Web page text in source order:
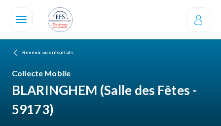
contenu
Revenir aux résultats
Collecte Mobile
BLARINGHEM (Salle des Fêtes -
59173)